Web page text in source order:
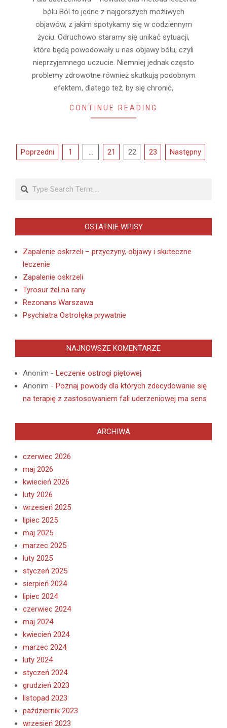
bólu Ból to jedne z najgorszych możliwych
objawów, z jakim spotykamy się w codziennym
życiu. Odruchowo staramy się unikać sytuacji,
które będą powodowały u nas objawy bólu, czyli
nieprzyjemnego uczucie. Niemniej jednak często
problemy zdrowotne również skutkują podobnym
efektem, dlatego też, by się chronić,
CONTINUE READING
Stronicowanie
Poprzedni 1 … 21 22 23 Następny
Search
OSTATNIE WPISY
Zapalenie oskrzeli – przyczyny, objawy i skuteczne
leczenie
Zapalenie oskrzeli
Tyrosur żel na rany
Rezonans Warszawa
Psychiatra Ostrołęka prywatnie
NAJNOWSZE KOMENTARZE
Anonim - Leczenie ostrogi piętowej
Anonim - Poznaj powody dla których zdecydowanie się
na terapię z zastosowaniem fali uderzeniowej ma sens
ARCHIWA
czerwiec 2026
maj 2026
kwiecień 2026
luty 2026
wrzesień 2025
lipiec 2025
maj 2025
marzec 2025
luty 2025
styczeń 2025
sierpień 2024
lipiec 2024
czerwiec 2024
maj 2024
kwiecień 2024
marzec 2024
luty 2024
styczeń 2024
grudzień 2023
listopad 2023
październik 2023
wrzesień 2023